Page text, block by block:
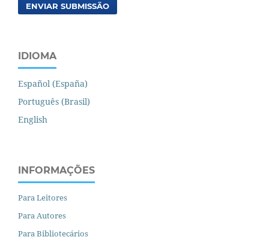
ENVIAR SUBMISSÃO
IDIOMA
Español (España)
Português (Brasil)
English
INFORMAÇÕES
Para Leitores
Para Autores
Para Bibliotecários